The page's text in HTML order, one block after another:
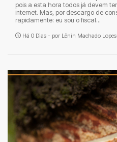
pois a esta hora todos já devem
internet. Mas, por descargo de
rapidamente: eu sou o fiscal...
Há 0 Dias - por Lênin Machado Lopes